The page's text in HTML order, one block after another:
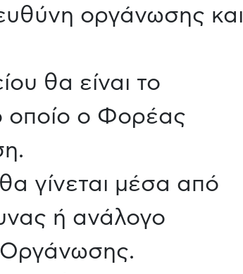
οργάνωσης και
θα είναι το
οποίο ο Φορέας
γίνεται μέσα από
ή ανάλογο
Οργάνωσης.